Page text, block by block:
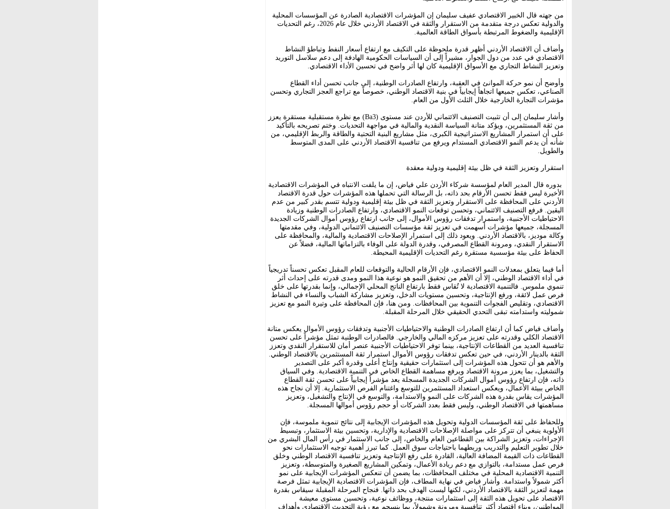
من جهته قال الخبير الاقتصادي عفيف سليمان إن المؤشرات الاقتصادية الصادرة عن المؤسسات المحلية
والدولية تعكس درجة متقدمة من الاستقرار والثقة في الاقتصاد الأردني خلال عام 2026، رغم التحديات
الإقليمية والضغوط المرتبطة بأسواق الطاقة العالمية.
وأضاف أن الاقتصاد الأردني أظهر قدرة ملحوظة على التكيف مع ارتفاع أسعار النفط وتباطؤ النشاط
الاقتصادي في عدد من دول الجوار، مشيراً إلى أن السياسات الحكومية الهادفة إلى دعم سلاسل التوريد
وتعزيز النشاط التجاري مع الأسواق الإقليمية كان لها أثر واضح في تحسين الأداء الاقتصادي.
وأوضح أن نمو حركة الموانئ في العقبة، وارتفاع الصادرات الوطنية، إلى جانب تحسن أداء القطاع
الصناعي، تعكس جميعها اتجاهاً إيجابياً في بنية الاقتصاد الوطني، خصوصاً مع تراجع العجز التجاري وتحسن
مؤشرات التجارة الخارجية خلال الثلث الأول من العام.
وأشار سليمان إلى أن تثبيت التصنيف الائتماني للأردن عند مستوى (Ba3) مع نظرة مستقبلية مستقرة يعزز
من ثقة المستثمرين، ويؤكد متانة السياسة النقدية والمالية في مواجهة التحديات. وختم تصريحه بالتأكيد
على أن استمرار المشاريع الاستراتيجية الكبرى، مثل مشاريع البنية التحتية والطاقة والربط الإقليمي، من
شأنه أن يدعم النمو الاقتصادي المستدام ويرفع من تنافسية الاقتصاد الأردني على المدى المتوسط
والطويل.
استقرار وتعزيز الثقة في ظل بيئة إقليمية ودولية معقدة
بدوره قال المدير العام لمؤسسة شركاء الأردن علي فياض، إن ما يلفت الانتباه في المؤشرات الاقتصادية
الأخيرة ليس فقط تحسن الأرقام بحد ذاته، بل الرسالة التي تحملها هذه المؤشرات حول قدرة الاقتصاد
الأردني على المحافظة على الاستقرار وتعزيز الثقة في ظل بيئة إقليمية ودولية تتسم بقدر كبير من عدم
اليقين. فرفع التصنيف الائتماني، وتحسن توقعات النمو الاقتصادي، وارتفاع الصادرات الوطنية وزيادة
الاحتياطيات الأجنبية، واستمرار تدفقات رؤوس الأموال، إلى جانب ارتفاع رؤوس أموال الشركات الجديدة
المسجلة، جميعها مؤشرات أسهمت في تعزيز ثقة مؤسسات التصنيف الائتماني الدولية، وفي مقدمتها
وكالة موديز، بالاقتصاد الأردني. ويعود ذلك إلى استمرار الإصلاحات الاقتصادية والمالية، والمحافظة على
الاستقرار النقدي، ومرونة القطاع المصرفي، وقدرة الدولة على الوفاء بالتزاماتها المالية، فضلاً عن
الحفاظ على بيئة مؤسسية مستقرة رغم التحديات الإقليمية المحيطة.
أما فيما يتعلق بمعدلات النمو الاقتصادي، فإن الأرقام الحالية والتوقعات للعام المقبل تعكس تحسناً تدريجياً
في أداء الاقتصاد الوطني، إلا أن الأهم من تحقيق النمو هو نوعية هذا النمو ومدى قدرته على إحداث أثر
تنموي ملموس. فالتنمية الاقتصادية لا تُقاس فقط بارتفاع الناتج المحلي الإجمالي، وإنما بقدرتها على خلق
فرص عمل لائقة، ورفع الإنتاجية، وتحسين مستويات الدخل، وتعزيز مشاركة الشباب والنساء في النشاط
الاقتصادي، وتقليص الفجوات التنموية بين المحافظات. ومن هنا، فإن المحافظة على وتيرة النمو مع تعزيز
شموليته واستدامته تبقى التحدي الحقيقي خلال المرحلة المقبلة.
وأضاف فياض كما أن ارتفاع الصادرات الوطنية والاحتياطيات الأجنبية وتدفقات رؤوس الأموال يعكس متانة
الاقتصاد الكلي وقدرته على تعزيز مركزه المالي والخارجي. فالصادرات الوطنية تمثل مؤشراً على تحسن
تنافسية العديد من القطاعات الإنتاجية، بينما توفر الاحتياطيات الأجنبية عنصر أمان للاستقرار النقدي وتعزز
الثقة بالدينار الأردني، في حين تعكس تدفقات رؤوس الأموال استمرار ثقة المستثمرين بالاقتصاد الوطني.
والأهم هو أن تتحول هذه المؤشرات إلى استثمارات حقيقية وإنتاج أعلى وقدرة أكبر على التصدير
والتشغيل، بما يعزز مرونة الاقتصاد ويرفع مساهمة القطاع الخاص في التنمية الاقتصادية. وفي السياق
ذاته، فإن ارتفاع رؤوس أموال الشركات الجديدة المسجلة يعد مؤشراً إيجابياً على تحسن ثقة القطاع
الخاص ببيئة الأعمال، ويعكس استعداد المستثمرين للتوسع واغتنام الفرص الاستثمارية. إلا أن نجاح هذه
المؤشرات يقاس بقدرة هذه الشركات على النمو والاستدامة، والتوسع في الإنتاج والتشغيل، وتعزيز
مساهمتها في الاقتصاد الوطني، وليس فقط بعدد الشركات أو حجم رؤوس أموالها المسجلة.
وللحفاظ على ثقة المؤسسات الدولية وتحويل هذه المؤشرات الإيجابية إلى نتائج تنموية ملموسة، فإن
الأولوية ينبغي أن تتركز على مواصلة الإصلاحات الاقتصادية والإدارية، وتحسين بيئة الاستثمار، وتبسيط
الإجراءات، وتعزيز الشراكة بين القطاعين العام والخاص، إلى جانب الاستثمار في رأس المال البشري من
خلال تطوير التعليم والتدريب وربطهما باحتياجات سوق العمل. كما تبرز أهمية توجيه الاستثمارات نحو
القطاعات ذات القيمة المضافة العالية، القادرة على رفع الإنتاجية وتعزيز تنافسية الاقتصاد الوطني وخلق
فرص عمل مستدامة، بالتوازي مع دعم ريادة الأعمال، وتمكين المشاريع الصغيرة والمتوسطة، وتعزيز
التنمية الاقتصادية المحلية في مختلف المحافظات، بما يضمن أن تنعكس المؤشرات الإيجابية على نمو
أكثر شمولاً واستدامة. وأشار فياض في نهاية المطاف، فإن المؤشرات الاقتصادية الإيجابية تمثل فرصة
مهمة لتعزيز الثقة بالاقتصاد الأردني، لكنها ليست الهدف بحد ذاتها. فنجاح المرحلة المقبلة سيقاس بقدرة
الاقتصاد على تحويل هذه الثقة إلى استثمارات منتجة، ووظائف نوعية، وتحسين مستوى معيشة
المواطنين، وبناء اقتصاد أكثر تنافسية ومرونة وشمولاً، بما ينسجم مع رؤية التحديث الاقتصادي وأهداف